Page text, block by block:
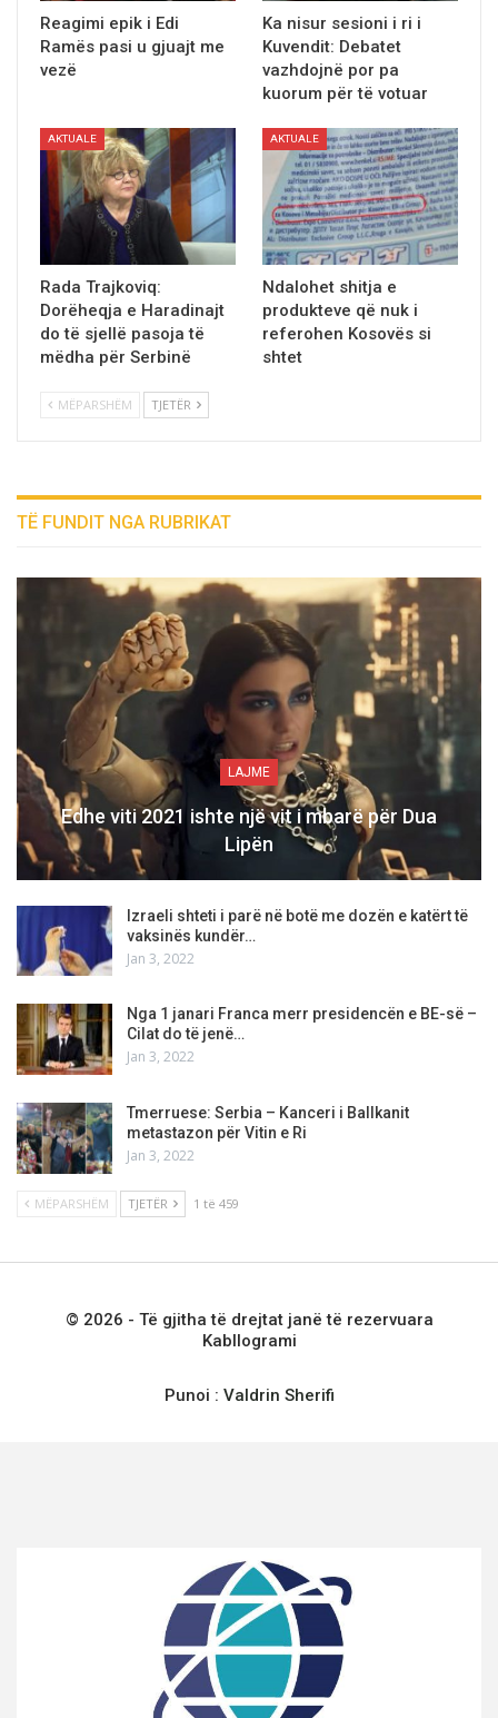
Reagimi epik i Edi
Ramës pasi u gjuajt me
vezë
Ka nisur sesioni i ri i
Kuvendit: Debatet
vazhdojnë por pa
kuorum për të votuar
AKTUALE
Rada Trajkoviq:
Dorëheqja e Haradinajt
do të sjellë pasoja të
mëdha për Serbinë
AKTUALE
Ndalohet shitja e
produkteve që nuk i
referohen Kosovës si
shtet
MËPARSHËM TJETËR
TË FUNDIT NGA RUBRIKAT
LAJME
Edhe viti 2021 ishte një vit i mbarë për Dua
Lipën
Izraeli shteti i parë në botë me dozën e katërt të
vaksinës kundër…
Jan 3, 2022
Nga 1 janari Franca merr presidencën e BE-së –
Cilat do të jenë…
Jan 3, 2022
Tmerruese: Serbia – Kanceri i Ballkanit
metastazon për Vitin e Ri
Jan 3, 2022
MËPARSHËM TJETËR 1 të 459
© 2026 - Të gjitha të drejtat janë të rezervuara
Kabllogrami
Punoi : Valdrin Sherifi